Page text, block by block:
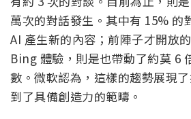
萬次的對話發生。其中有 15% 的
AI 產生新的內容；前陣子才開放
Bing 體驗，則是也帶動了約莫 6
數。微軟認為，這樣的趨勢展現
到了具備創造力的範疇。